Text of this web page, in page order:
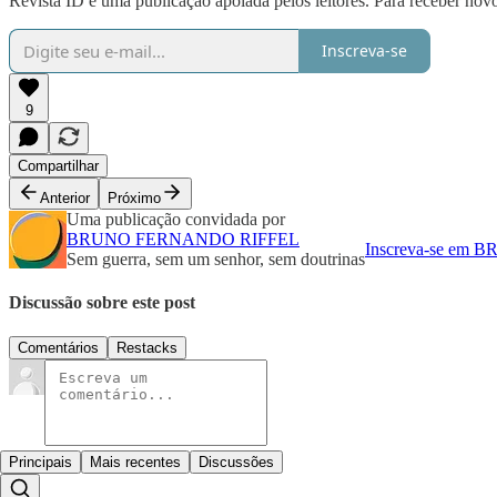
Inscreva-se
9
Compartilhar
Anterior
Próximo
Uma publicação convidada por
BRUNO FERNANDO RIFFEL
Sem guerra, sem um senhor, sem doutrinas
Inscreva-se em
Discussão sobre este post
Comentários Restacks
Principais Mais recentes Discussões